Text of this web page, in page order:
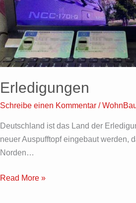
Erledigungen
Schreibe einen Kommentar /
Deutschland ist das Land der
neuer Auspufftopf eingebaut werden,
Norden…
Read More »